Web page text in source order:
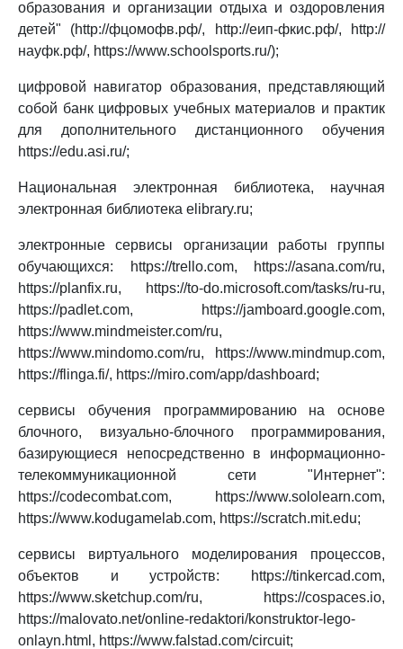
образования и организации отдыха и оздоровления
детей" (http://фцомофв.рф/, http://еип-фкис.рф/, http://
науфк.рф/, https://www.schoolsports.ru/);
цифровой навигатор образования, представляющий
собой банк цифровых учебных материалов и практик
для дополнительного дистанционного обучения
https://edu.asi.ru/;
Национальная электронная библиотека, научная
электронная библиотека elibrary.ru;
электронные сервисы организации работы группы
обучающихся: https://trello.com, https://asana.com/ru,
https://planfix.ru, https://to-do.microsoft.com/tasks/ru-ru,
https://padlet.com, https://jamboard.google.com,
https://www.mindmeister.com/ru,
https://www.mindomo.com/ru, https://www.mindmup.com,
https://flinga.fi/, https://miro.com/app/dashboard;
сервисы обучения программированию на основе
блочного, визуально-блочного программирования,
базирующиеся непосредственно в информационно-
телекоммуникационной сети "Интернет":
https://codecombat.com, https://www.sololearn.com,
https://www.kodugamelab.com, https://scratch.mit.edu;
сервисы виртуального моделирования процессов,
объектов и устройств: https://tinkercad.com,
https://www.sketchup.com/ru, https://cospaces.io,
https://malovato.net/online-redaktori/konstruktor-lego-
onlayn.html, https://www.falstad.com/circuit;